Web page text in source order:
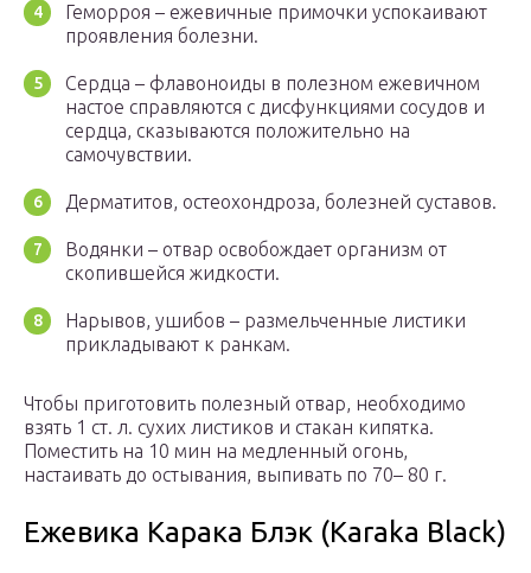
Геморроя – ежевичные примочки успокаивают
проявления болезни.
Сердца – флавоноиды в полезном ежевичном
настое справляются с дисфункциями сосудов и
сердца, сказываются положительно на
самочувствии.
Дерматитов, остеохондроза, болезней суставов.
Водянки – отвар освобождает организм от
скопившейся жидкости.
Нарывов, ушибов – размельченные листики
прикладывают к ранкам.
Чтобы приготовить полезный отвар, необходимо
взять 1 ст. л. сухих листиков и стакан кипятка.
Поместить на 10 мин на медленный огонь,
настаивать до остывания, выпивать по 70– 80 г.
Ежевика Карака Блэк (Karaka Black)